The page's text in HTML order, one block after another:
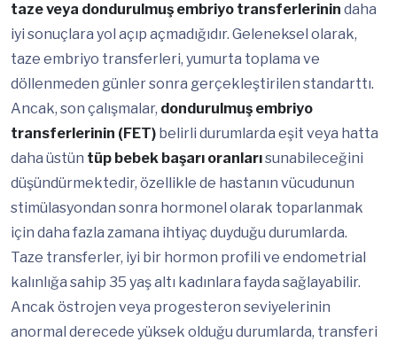
taze veya dondurulmuş embriyo transferlerinin daha
iyi sonuçlara yol açıp açmadığıdır. Geleneksel olarak,
taze embriyo transferleri, yumurta toplama ve
döllenmeden günler sonra gerçekleştirilen standarttı.
Ancak, son çalışmalar, dondurulmuş embriyo
transferlerinin (FET) belirli durumlarda eşit veya hatta
daha üstün tüp bebek başarı oranlarısunabileceğini
düşündürmektedir, özellikle de hastanın vücudunun
stimülasyondan sonra hormonel olarak toparlanmak
için daha fazla zamana ihtiyaç duyduğu durumlarda.
Taze transferler, iyi bir hormon profili ve endometrial
kalınlığa sahip 35 yaş altı kadınlara fayda sağlayabilir.
Ancak östrojen veya progesteron seviyelerinin
anormal derecede yüksek olduğu durumlarda, transferi